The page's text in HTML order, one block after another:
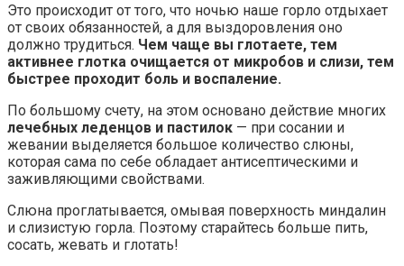
Это происходит от того, что ночью наше горло отдыхает
от своих обязанностей, а для выздоровления оно
должно трудиться. Чем чаще вы глотаете, тем
активнее глотка очищается от микробов и слизи, тем
быстрее проходит боль и воспаление.
По большому счету, на этом основано действие многих
лечебных леденцов и пастилок — при сосании и
жевании выделяется большое количество слюны,
которая сама по себе обладает антисептическими и
заживляющими свойствами.
Слюна проглатывается, омывая поверхность миндалин
и слизистую горла. Поэтому старайтесь больше пить,
сосать, жевать и глотать!